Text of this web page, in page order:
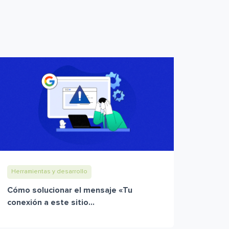
Herramientas y desarrollo
Cómo solucionar el mensaje «Tu
conexión a este sitio...